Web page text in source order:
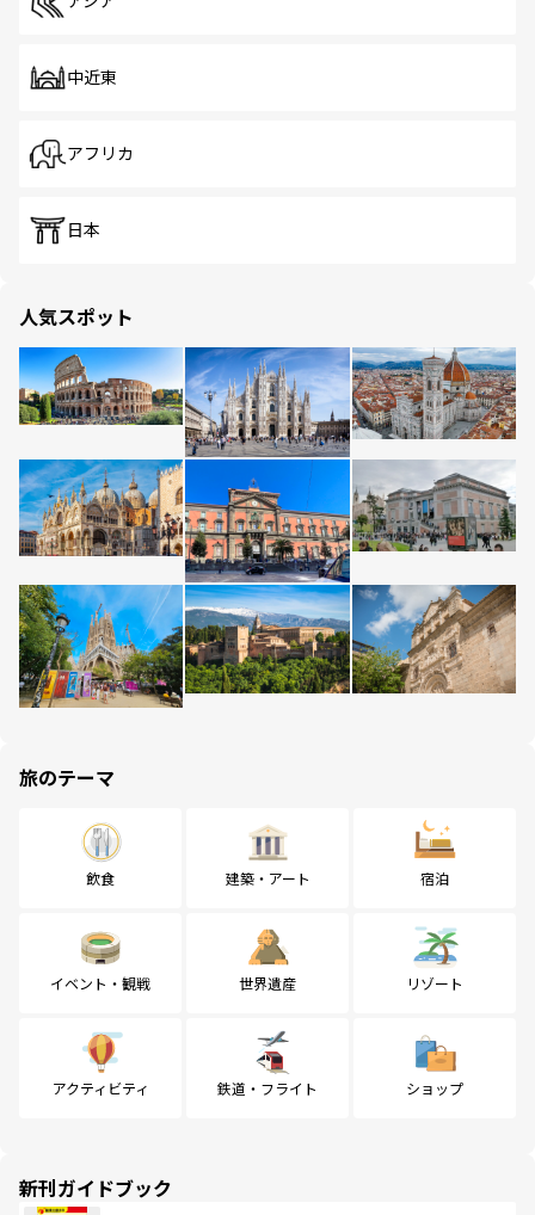
中近東
アフリカ
日本
人気スポット
旅のテーマ
飲食 建築・アート 宿泊
イベント・観戦 世界遺産 リゾート
アクティビティ 鉄道・フライト ショップ
新刊ガイドブック